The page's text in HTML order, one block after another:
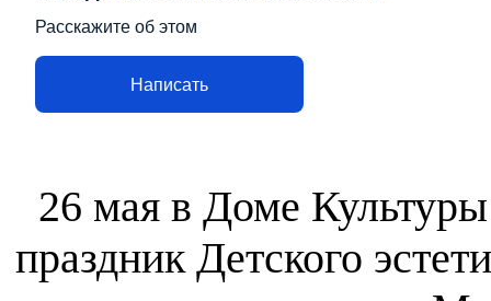
Расскажите об этом
Написать
26 мая в Доме
праздник Детского